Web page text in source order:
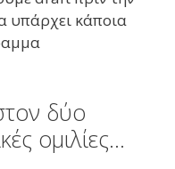
υπάρχει κάποια
δύο
ομιλίες…